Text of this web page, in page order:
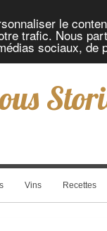
le
trafic. Nous
sociaux, de
Vins Recettes